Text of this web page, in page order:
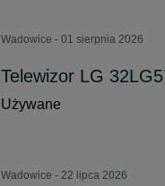
Wadowice - 01 sierpnia 2026
Telewizor LG
Używane
Wadowice - 22 lipca 2026